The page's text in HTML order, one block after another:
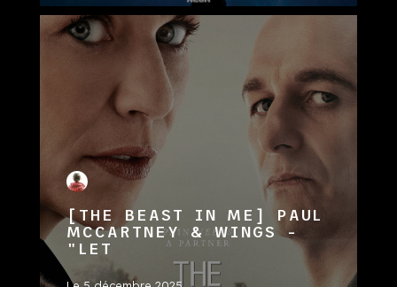
[THE BEAST IN ME] PAUL
MCCARTNEY & WINGS -
"LET